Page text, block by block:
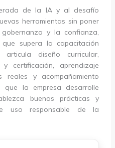
de la IA y al desafío
herramientas sin poner
y la confianza,
supera la capacitación
diseño curricular,
certificación, aprendizaje
y acompañamiento
que la empresa desarrolle
buenas prácticas y
uso responsable de la